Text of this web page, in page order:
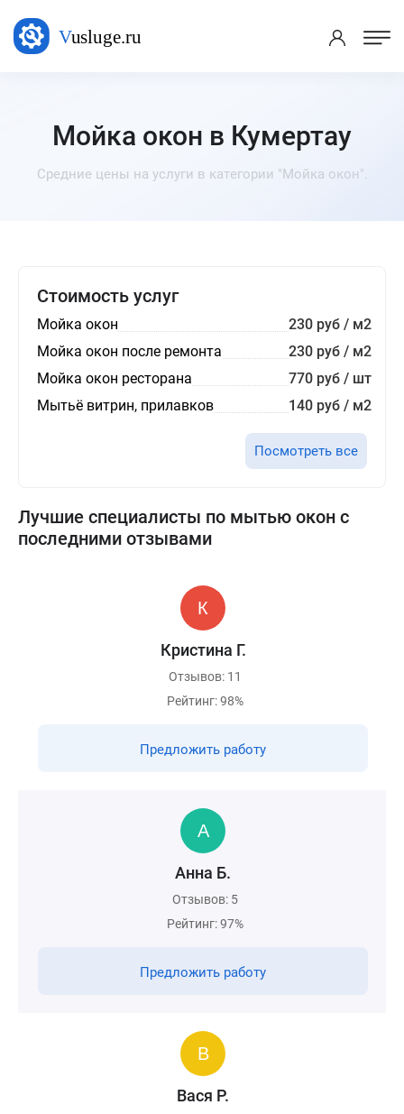
Мойка окон в Кумертау
Средние цены на услуги в категории "Мойка окон".
Стоимость услуг
Мойка окон
230 руб / м2
Мойка окон после ремонта
230 руб / м2
Мойка окон ресторана
770 руб / шт
Мытьё витрин, прилавков
140 руб / м2
Посмотреть все
Лучшие специалисты по мытью окон с
последними отзывами
Кристина Г.
Отзывов: 11
Рейтинг: 98%
Предложить работу
Анна Б.
Отзывов: 5
Рейтинг: 97%
Предложить работу
Вася Р.